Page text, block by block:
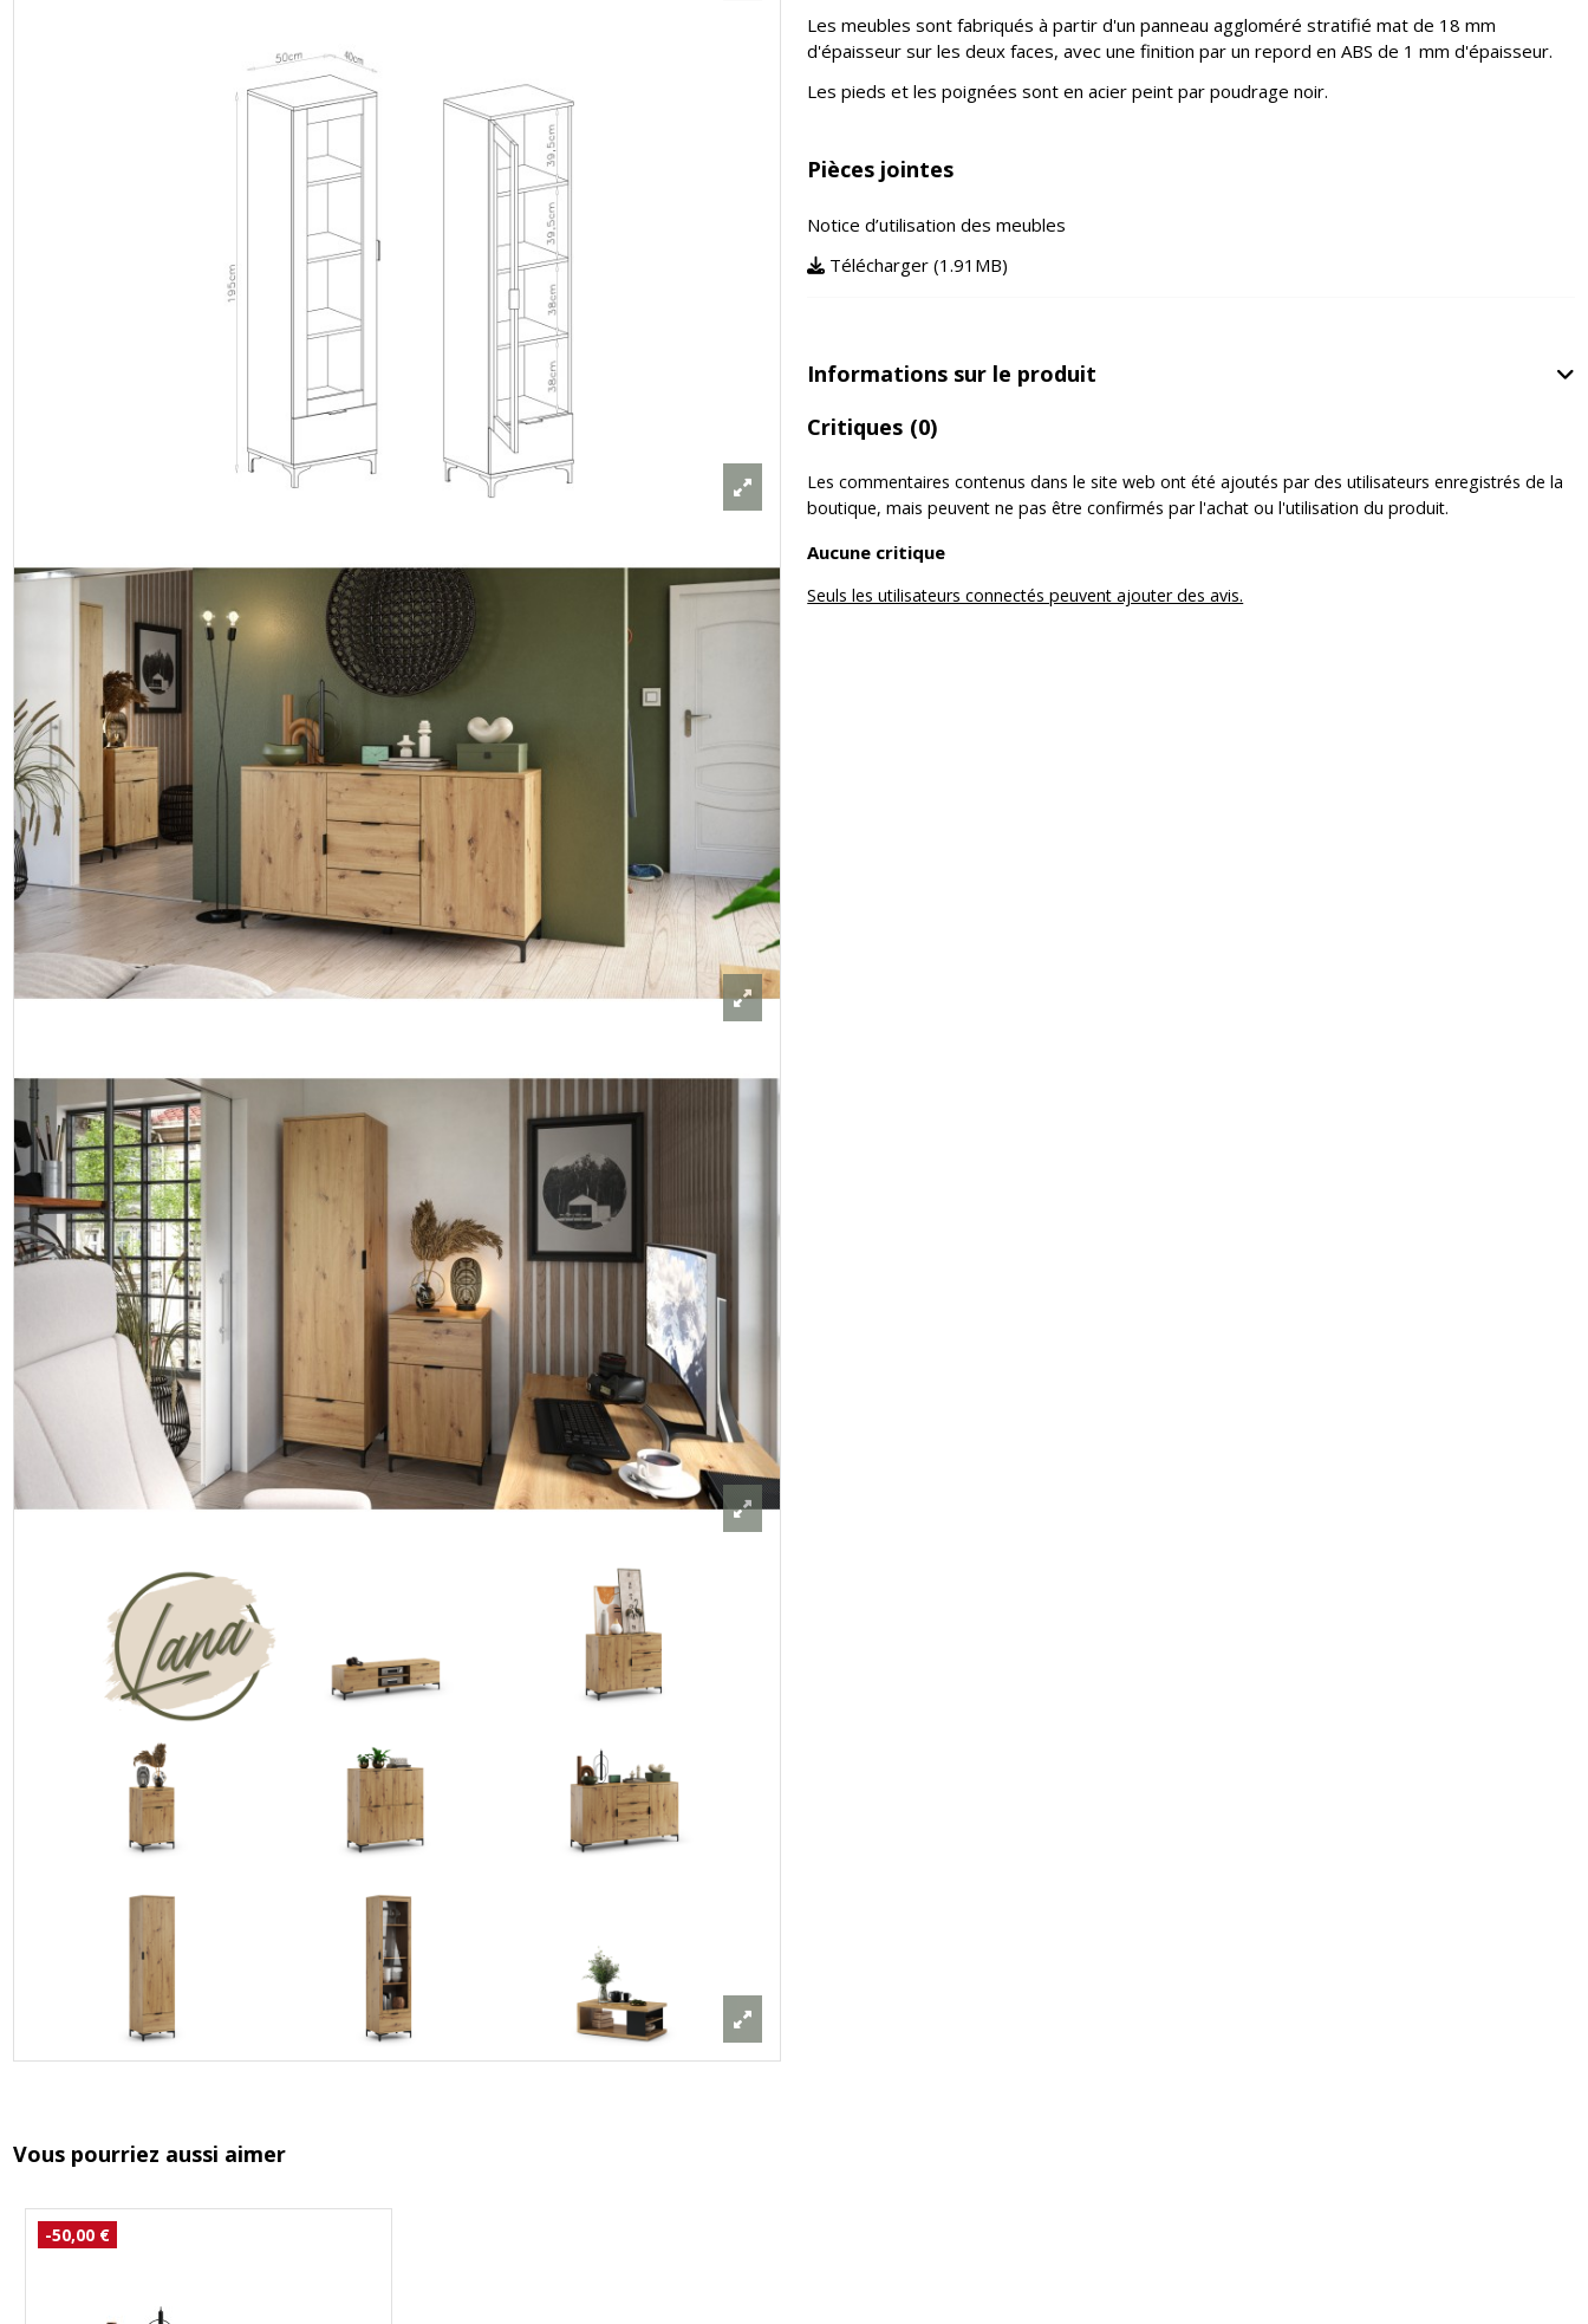
Les meubles sont fabriqués à partir d'un panneau aggloméré stratifié mat de 18 mm
d'épaisseur sur les deux faces, avec une finition par un repord en ABS de 1 mm d'épaisseur.
Les pieds et les poignées sont en acier peint par poudrage noir.
Pièces jointes
Notice d’utilisation des meubles
Télécharger (1.91MB)
Informations sur le produit
Critiques (0)
Les commentaires contenus dans le site web ont été ajoutés par des utilisateurs enregistrés de la
boutique, mais peuvent ne pas être confirmés par l'achat ou l'utilisation du produit.
Aucune critique
Seuls les utilisateurs connectés peuvent ajouter des avis.
Vous pourriez aussi aimer
-50,00 €